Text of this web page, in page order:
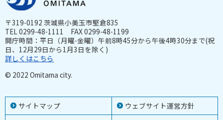
サイトマップ
ウェブサイト運営方針
〒319-0192 茨城県小美玉市堅倉835
TEL 0299-48-1111 FAX 0299-48-1199
開庁時間：平日（月曜-金曜）午前8時45分から午後4時30分まで(祝
日、12月29日から1月3日を除く)
詳しくはこちら
© 2022 Omitama city.